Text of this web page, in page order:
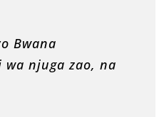
Bwana
njuga zao, na